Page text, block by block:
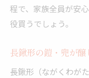
程で、家族全員が安
役買うでしょう。
長鍬形の鎧・兜が
長鍬形（ながくわが